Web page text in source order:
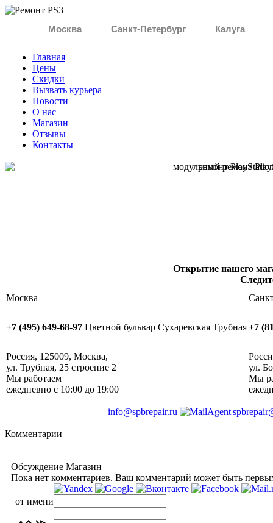
Москва Санкт-Петербург Калуга
Главная
Цены
Скидки
Вызвать курьера
Новости
О нас
Магазин
Отзывы
Контакты
Открытие нашего
Москва
+7 (495) 649-68-97 Цветной бульвар Сухаревская Трубная+7
Россия, 125009, Москва, ‎
ул. Трубная, 25 строение 2
Мы работаем
ежедневно с 10:00 до 19:00
ул.
Мы
info@spbrepair.ru
Комментарии
Обсуждение Магазин
Пока нет комментариев. Ваш комментарий может быть
от имени